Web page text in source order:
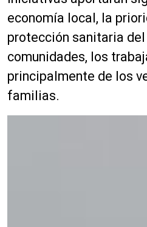
economía local, la
protección sanitaria
comunidades, los
principalmente de los
familias.